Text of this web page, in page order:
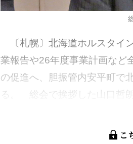
〔札幌〕北海道ホルスタイ
業報告や26年度事業計画など
の促進へ、胆振管内安平町で
る。 総会で挨拶した山口哲
こ